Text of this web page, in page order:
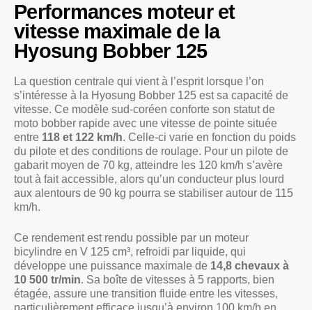
Performances moteur et
vitesse maximale de la
Hyosung Bobber 125
La question centrale qui vient à l’esprit lorsque l’on
s’intéresse à la Hyosung Bobber 125 est sa capacité de
vitesse. Ce modèle sud-coréen conforte son statut de
moto bobber rapide avec une vitesse de pointe située
entre 118 et 122 km/h. Celle-ci varie en fonction du poids
du pilote et des conditions de roulage. Pour un pilote de
gabarit moyen de 70 kg, atteindre les 120 km/h s’avère
tout à fait accessible, alors qu’un conducteur plus lourd
aux alentours de 90 kg pourra se stabiliser autour de 115
km/h.
Ce rendement est rendu possible par un moteur
bicylindre en V 125 cm³, refroidi par liquide, qui
développe une puissance maximale de 14,8 chevaux à
10 500 tr/min. Sa boîte de vitesses à 5 rapports, bien
étagée, assure une transition fluide entre les vitesses,